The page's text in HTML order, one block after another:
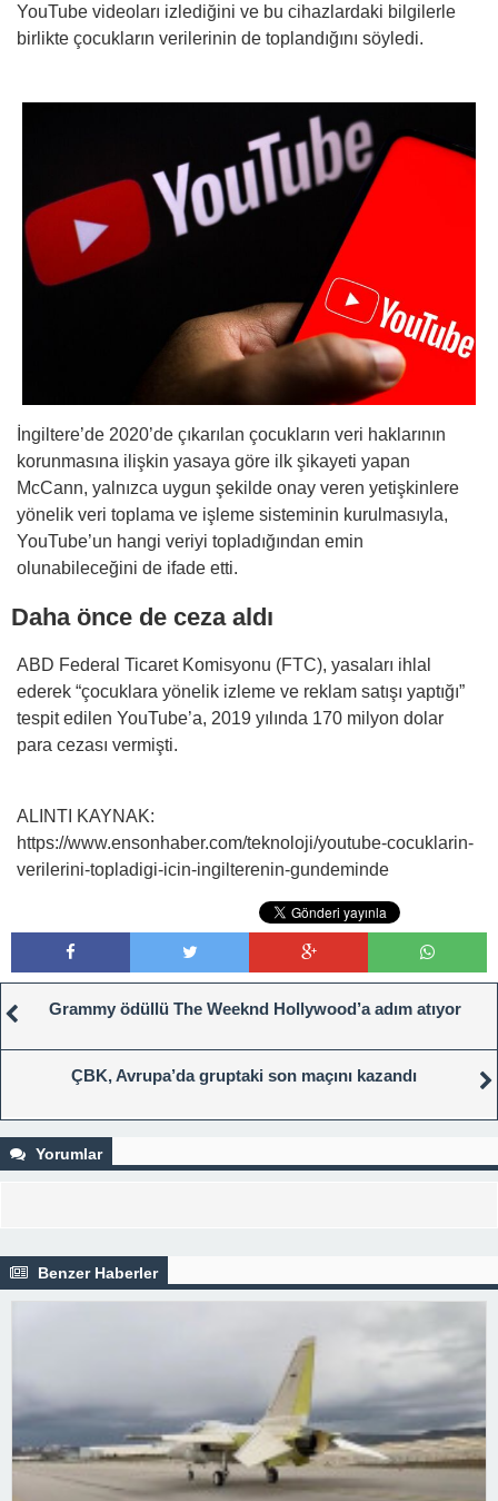
YouTube videoları izlediğini ve bu cihazlardaki bilgilerle
birlikte çocukların verilerinin de toplandığını söyledi.
İngiltere’de 2020’de çıkarılan çocukların veri haklarının
korunmasına ilişkin yasaya göre ilk şikayeti yapan
McCann, yalnızca uygun şekilde onay veren yetişkinlere
yönelik veri toplama ve işleme sisteminin kurulmasıyla,
YouTube’un hangi veriyi topladığından emin
olunabileceğini de ifade etti.
Daha önce de ceza aldı
ABD Federal Ticaret Komisyonu (FTC), yasaları ihlal
ederek “çocuklara yönelik izleme ve reklam satışı yaptığı”
tespit edilen YouTube’a, 2019 yılında 170 milyon dolar
para cezası vermişti.
ALINTI KAYNAK:
https://www.ensonhaber.com/teknoloji/youtube-cocuklarin-
verilerini-topladigi-icin-ingilterenin-gundeminde
Grammy ödüllü The Weeknd Hollywood’a adım atıyor
ÇBK, Avrupa’da gruptaki son maçını kazandı
Yorumlar
Benzer Haberler